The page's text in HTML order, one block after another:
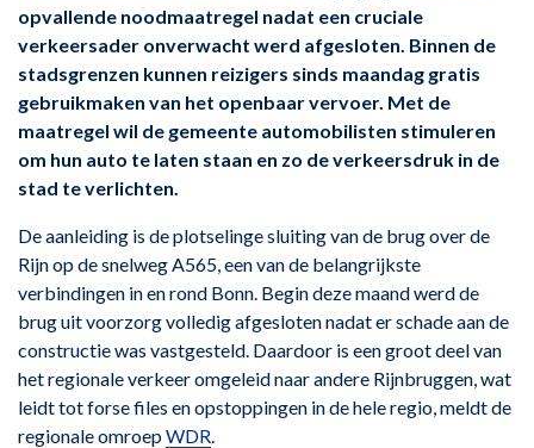
opvallende noodmaatregel nadat een cruciale
verkeersader onverwacht werd afgesloten. Binnen de
stadsgrenzen kunnen reizigers sinds maandag gratis
gebruikmaken van het openbaar vervoer. Met de
maatregel wil de gemeente automobilisten stimuleren
om hun auto te laten staan en zo de verkeersdruk in de
stad te verlichten.
De aanleiding is de plotselinge sluiting van de brug over de
Rijn op de snelweg A565, een van de belangrijkste
verbindingen in en rond Bonn. Begin deze maand werd de
brug uit voorzorg volledig afgesloten nadat er schade aan de
constructie was vastgesteld. Daardoor is een groot deel van
het regionale verkeer omgeleid naar andere Rijnbruggen, wat
leidt tot forse files en opstoppingen in de hele regio, meldt de
regionale omroepWDR